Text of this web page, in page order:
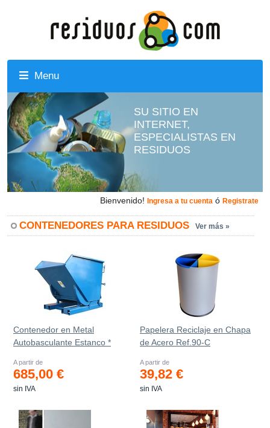
Menu
SU SITIO EN
INTERNET,
ESPECIALISTAS EN
RESIDUOS
Bienvenido! Ingresa a tu cuenta ó Registrate
CONTENEDORES PARA RESIDUOS Ver más »
Contenedor en Metal
Autobasculante Estanco *
A partir de
685,00 €
sin IVA
Papelera Reciclaje en Chapa
de Acero Ref.90-C
A partir de
39,82 €
sin IVA